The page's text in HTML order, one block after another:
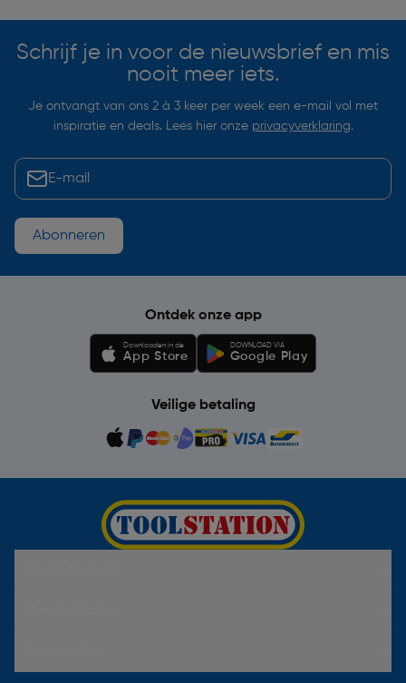
Schrijf je in voor de nieuwsbrief en mis
nooit meer iets.
Je ontvangt van ons 2 à 3 keer per week een e-mail vol met
inspiratie en deals. Lees hier onze privacyverklaring.
Abonneren
Ontdek onze app
Downloaden in de
App Store
DOWNLOAD VIA
Google Play
Veilige betaling